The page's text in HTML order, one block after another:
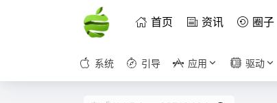
首页 资讯 圈子
系统 引导 应用 驱动